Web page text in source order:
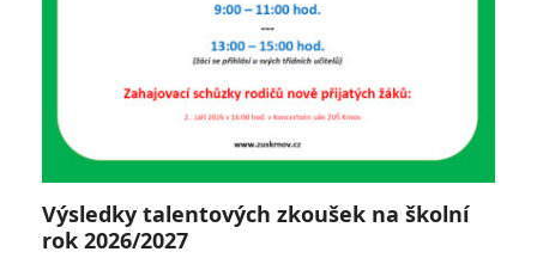
Výsledky talentových zkoušek na školní
rok 2026/2027